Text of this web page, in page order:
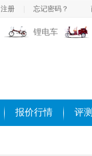
注册 忘记密码？
锂电车
报价行情 评